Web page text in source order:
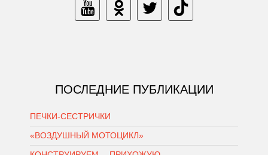
ПОСЛЕДНИЕ ПУБЛИКАЦИИ
ПЕЧКИ-СЕСТРИЧКИ
«ВОЗДУШНЫЙ МОТОЦИКЛ»